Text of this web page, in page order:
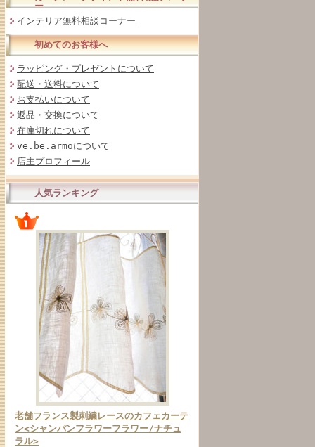
ー
インテリア無料相談コーナー
初めてのお客様へ
ラッピング・プレゼントについて
配送・送料について
お支払いについて
返品・交換について
在庫切れについて
ve.be.armoについて
店主プロフィール
人気ランキング
老舗フランス製刺繍レースのカフェカーテ
ン<シャンパンフラワーフラワー/ナチュ
ラル>